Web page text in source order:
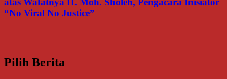
“No Viral No Justice”
Pilih Berita